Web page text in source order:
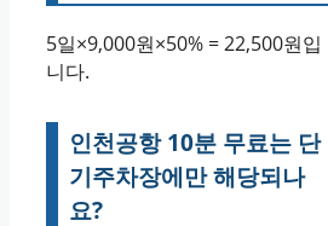
5일×9,000원×50% = 22,500원입
니다.
인천공항 10분 무료는 단
기주차장에만 해당되나
요?